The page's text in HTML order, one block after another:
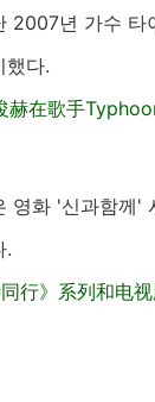
2007년 가수 타
했다.
赫在歌手
영화 '신과함께'
.
行》系列和电